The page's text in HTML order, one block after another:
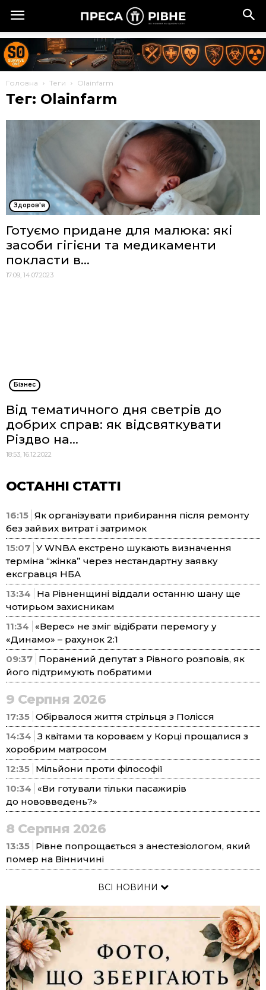
Головна Теги Olainfarm
Тег: Olainfarm
Здоров'я
Готуємо придане для малюка: які
засоби гігієни та медикаменти
покласти в...
17:09, 14.07.2023
Бізнес
Від тематичного дня светрів до
добрих справ: як відсвяткувати
Різдво на...
18:53, 16.12.2022
ОСТАННІ СТАТТІ
16:15 Як організувати прибирання після ремонту
без зайвих витрат і затримок
15:07 У WNBA екстрено шукають визначення
терміна “жінка” через нестандартну заявку
ексгравця НБА
13:34
На Рівненщині віддали останню шану ще
чотирьом захисникам
11:34
«Верес» не зміг відібрати перемогу у
«Динамо» – рахунок 2:1
09:37 Поранений депутат з Рівного розповів, як
його підтримують побратими
9 Серпня 2026
17:35 Обірвалося життя стрільця з Полісся
14:34 З квітами та короваєм у Корці прощалися з
хоробрим матросом
12:35 Мільйони проти філософії
10:34
«Ви готували тільки пасажирів
до нововведень?»
8 Серпня 2026
13:35 Рівне попрощається з анестезіологом, який
помер на Вінничині
ВСІ НОВИНИ